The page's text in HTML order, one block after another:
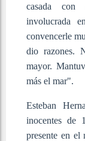
casada con
involucrada
convencerle
dio razones.
mayor.
más el mar".
Esteban
inocentes de
presente en el